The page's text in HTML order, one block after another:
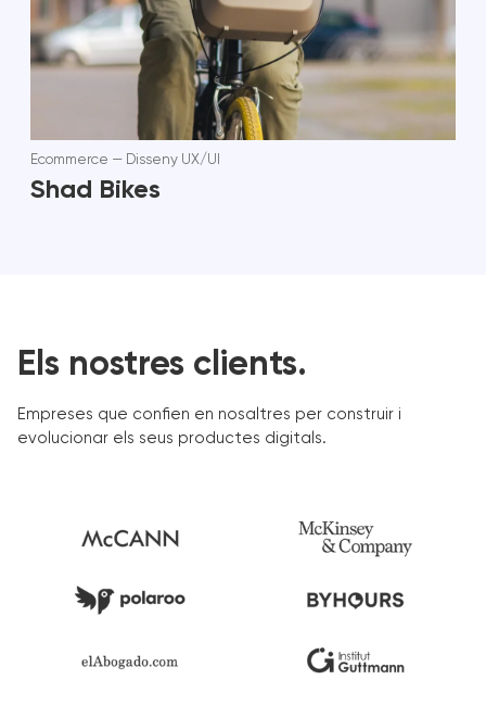
Ecommerce — Disseny UX/UI
Shad Bikes
Els nostres clients.
Empreses que confien en nosaltres per construir i
evolucionar els seus productes digitals.